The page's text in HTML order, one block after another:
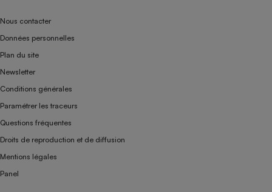
Nous contacter
Données personnelles
Plan du site
Newsletter
Conditions générales
Paramétrer les traceurs
Questions fréquentes
Droits de reproduction et de diffusion
Mentions légales
Panel